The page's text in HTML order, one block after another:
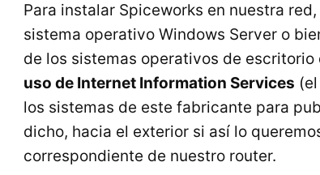
Para instalar Spiceworks en nuestra
sistema operativo Windows Server o
de los sistemas operativos de
uso de Internet Information Services
los sistemas de este fabricante para
dicho, hacia el exterior si así lo
correspondiente de nuestro router.